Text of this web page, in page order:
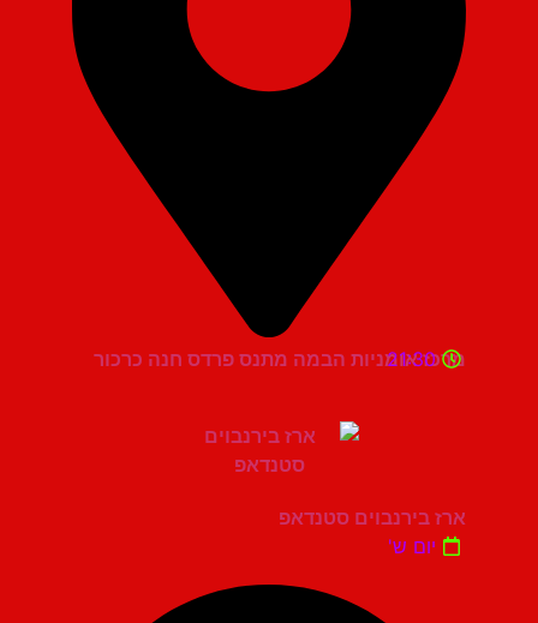
מרכז אומניות הבמה מתנס פרדס חנה כרכור
21:30
ארז בירנבוים סטנדאפ
יום ש'